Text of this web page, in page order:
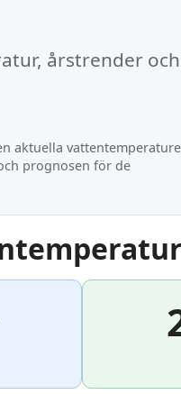
årstrender och
aktuella
prognosen för de